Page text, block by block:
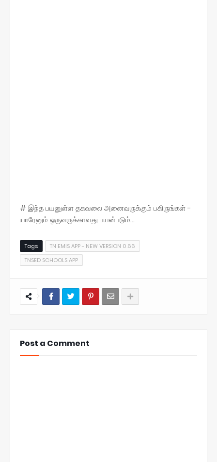
# இந்த பயனுள்ள தகவலை அனைவருக்கும் பகிருங்கள் -
யாரேனும் ஒருவருக்காவது பயன்படும்...
Tags
TN EMIS APP - NEW VERSION 0.66
TNSED SCHOOLS APP
Post a Comment